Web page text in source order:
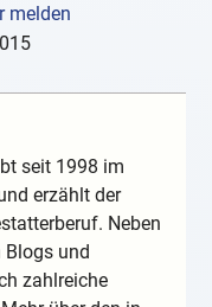
melden
seit 1998 im
erzählt der
Neben
Blogs und
zahlreiche